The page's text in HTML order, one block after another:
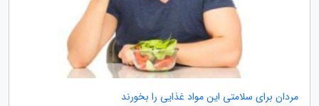
مردان برای سلامتی این مواد غذایی را بخورند